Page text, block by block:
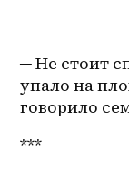
─ Не стоит
упало на
говорило
***